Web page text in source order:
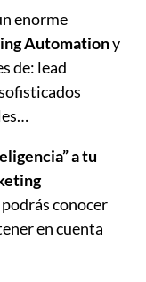
enorme
Automationy
de: lead
a tu
conocer
en cuenta